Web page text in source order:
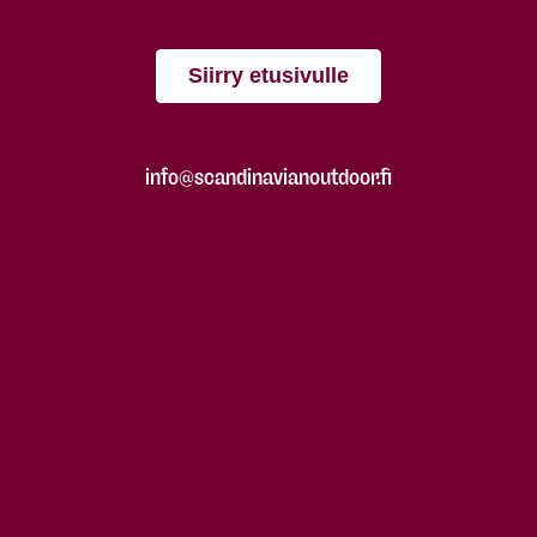
Siirry etusivulle
info@scandinavianoutdoor.fi